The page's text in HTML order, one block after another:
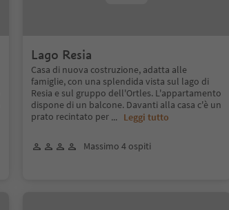
Lago Resia
Casa di nuova costruzione, adatta alle
famiglie, con una splendida vista sul lago di
Resia e sul gruppo dell'Ortles. L'appartamento
dispone di un balcone. Davanti alla casa c'è un
prato recintato per ... Leggi tutto
Massimo 4 ospiti